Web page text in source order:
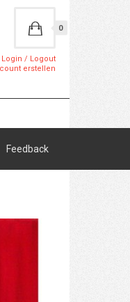
0
Login / Logout
erstellen
Feedback